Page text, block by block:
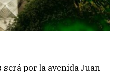
será por la avenida Juan